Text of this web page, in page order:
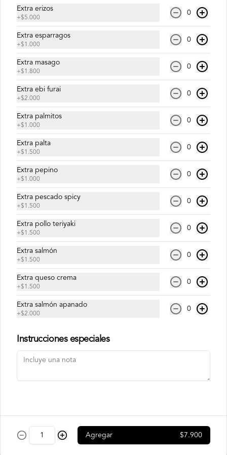
Salmón, palta y queso crema.
Pedrito Roll
Camarón furay, queso crema y palta,
envuelto en salmón con salsa unagi.
$9.500
Camarón, palta y queso crema.
Philadelphia Roll
Rainbow Roll
Camarón, queso crema y pepino,
Extra erizos
+$5.000
0
Extra esparragos
+$1.000
0
Extra masago
+$1.800
0
Extra ebi furai
+$2.000
0
Extra palmitos
+$1.000
0
Extra palta
+$1.500
0
Extra pepino
+$1.000
0
Extra pescado spicy
+$1.500
0
Extra pollo teriyaki
+$1.500
0
Extra salmón
+$1.500
0
Extra queso crema
+$1.500
0
Extra salmón apanado
+$2.000
0
Instrucciones especiales
Agregar $7.900